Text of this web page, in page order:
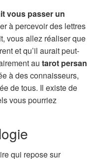
vous passer un
à percevoir des lettres
vous allez réaliser que
et qu’il aurait peut-
au tarot persan
à des connaisseurs,
de tous. Il existe de
vous pourriez
qui repose sur